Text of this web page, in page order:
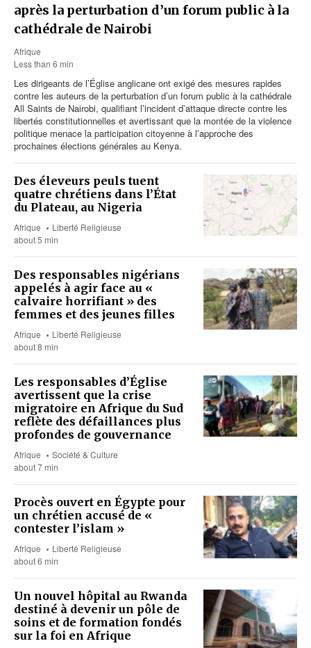
après la perturbation d’un forum public à la
cathédrale de Nairobi
Afrique
Less than 6 min
Les dirigeants de l’Église anglicane ont exigé des mesures rapides
contre les auteurs de la perturbation d’un forum public à la cathédrale
All Saints de Nairobi, qualifiant l’incident d’attaque directe contre les
libertés constitutionnelles et avertissant que la montée de la violence
politique menace la participation citoyenne à l’approche des
prochaines élections générales au Kenya.
Des éleveurs peuls tuent
quatre chrétiens dans l’État
du Plateau, au Nigeria
Afrique
Liberté Religieuse
about 5 min
Des responsables nigérians
appelés à agir face au «
calvaire horrifiant » des
femmes et des jeunes filles
Afrique
Liberté Religieuse
about 8 min
Les responsables d’Église
avertissent que la crise
migratoire en Afrique du Sud
reflète des défaillances plus
profondes de gouvernance
Afrique
Société & Culture
about 7 min
Procès ouvert en Égypte pour
un chrétien accusé de «
contester l’islam »
Afrique
Liberté Religieuse
about 6 min
Un nouvel hôpital au Rwanda
destiné à devenir un pôle de
soins et de formation fondés
sur la foi en Afrique